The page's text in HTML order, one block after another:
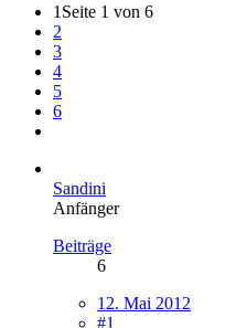
1 Seite 1 von 6
2
3
4
5
6
Sandini
Anfänger
Beiträge
6
12. Mai 2012
#1